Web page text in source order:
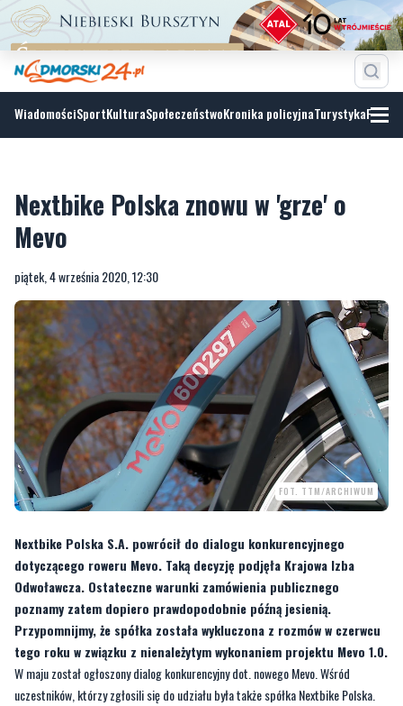
WiadomościSportKulturaSpołeczeństwoKronika policyjnaTurystyka
Nextbike Polska znowu w 'grze' o
Mevo
piątek, 4 września 2020, 12:30
Nextbike Polska S.A. powrócił do dialogu konkurencyjnego
dotyczącego roweru Mevo. Taką decyzję podjęła Krajowa Izba
Odwoławcza. Ostateczne warunki zamówienia publicznego
poznamy zatem dopiero prawdopodobnie późną jesienią.
Przypomnijmy, że spółka została wykluczona z rozmów w czerwcu